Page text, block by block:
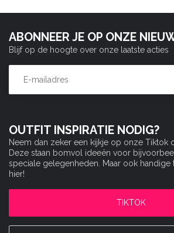
OUTFIT INSPIRATIE NODIG?
Neem dan zeker een kijkje op onze Tiktok
Deze staan bomvol ideeën voor
speciale gelegenheden. Maar ook handige
hier!
TIKTOK
ABONNEER JE OP ONZE
Blijf op de hoogte over onze laatste acties